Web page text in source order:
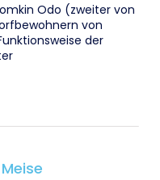
Odo (zweiter von
von
der